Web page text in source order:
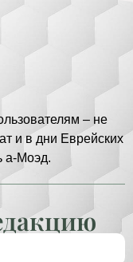
– не
и в дни Еврейских
а-Моэд.